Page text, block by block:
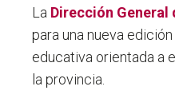
La Dirección General
para una nueva
educativa orientada a
la provincia.